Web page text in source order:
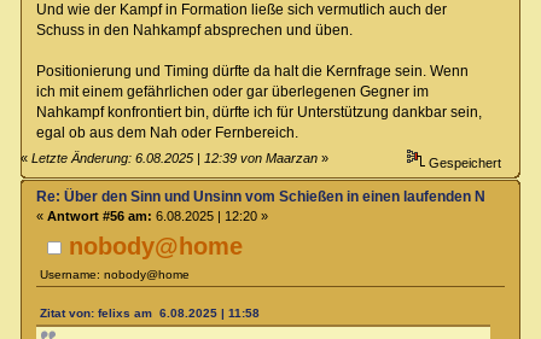
Und wie der Kampf in Formation ließe sich vermutlich auch der
Schuss in den Nahkampf absprechen und üben.
Positionierung und Timing dürfte da halt die Kernfrage sein. Wenn
ich mit einem gefährlichen oder gar überlegenen Gegner im
Nahkampf konfrontiert bin, dürfte ich für Unterstützung dankbar sein,
egal ob aus dem Nah oder Fernbereich.
«Letzte Änderung: 6.08.2025 | 12:39 von Maarzan » Gespeichert
nobody@home
Username: nobody@home
Re: Über den Sinn und Unsinn vom Schießen in einen laufenden
« Antwort #56 am: 6.08.2025 | 12:20 »
Zitat von: felixs am 6.08.2025 | 11:58